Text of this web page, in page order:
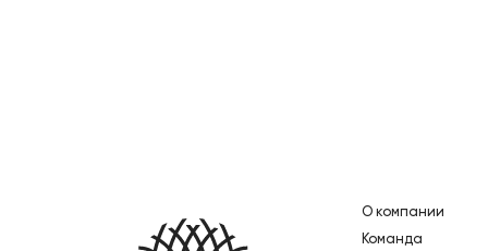
О компании
Команда